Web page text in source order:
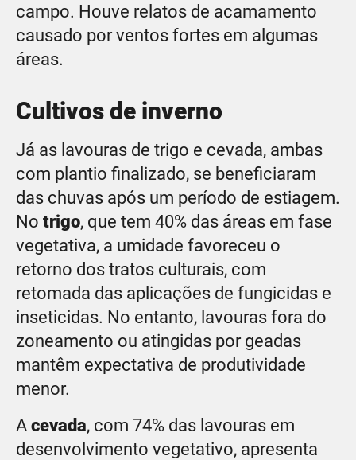
campo. Houve relatos de acamamento
causado por ventos fortes em algumas
áreas.
Cultivos de inverno
Já as lavouras de trigo e cevada, ambas
com plantio finalizado, se beneficiaram
das chuvas após um período de estiagem.
No trigo, que tem 40% das áreas em fase
vegetativa, a umidade favoreceu o
retorno dos tratos culturais, com
retomada das aplicações de fungicidas e
inseticidas. No entanto, lavouras fora do
zoneamento ou atingidas por geadas
mantêm expectativa de produtividade
menor.
A cevada, com 74% das lavouras em
desenvolvimento vegetativo, apresenta